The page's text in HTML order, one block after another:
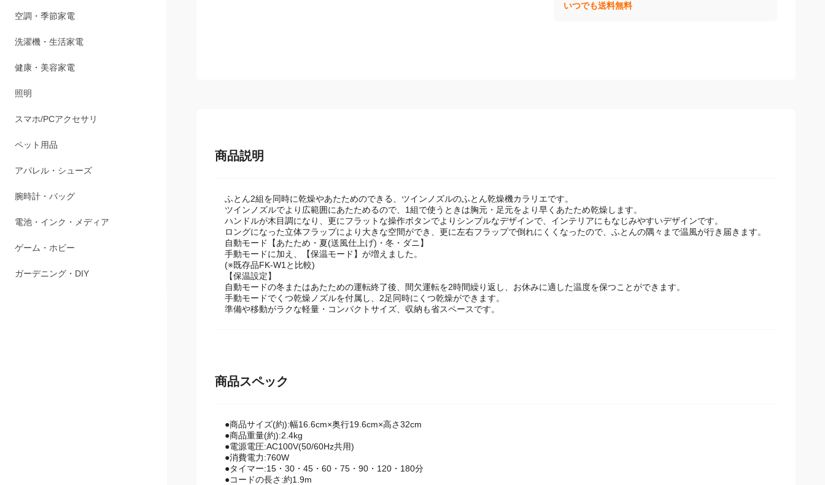
空調・季節家電
洗濯機・生活家電
健康・美容家電
照明
スマホ/PCアクセサリ
ペット用品
アパレル・シューズ
腕時計・バッグ
電池・インク・メディア
ゲーム・ホビー
ガーデニング・DIY
いつでも送料無料
商品説明
ふとん2組を同時に乾燥やあたためのできる、ツインノズルのふとん乾燥機カラリエです。
ツインノズルでより広範囲にあたためるので、1組で使うときは胸元・足元をより早くあたため乾燥します。
ハンドルが木目調になり、更にフラットな操作ボタンでよりシンプルなデザインで、インテリアにもなじみやすいデザインです。
ロングになった立体フラップにより大きな空間ができ、更に左右フラップで倒れにくくなったので、ふとんの隅々まで温風が行き届きます。
自動モード【あたため・夏(送風仕上げ)・冬・ダニ】
手動モードに加え、【保温モード】が増えました。
(※既存品FK-W1と比較)
【保温設定】
自動モードの冬またはあたための運転終了後、間欠運転を2時間繰り返し、お休みに適した温度を保つことができます。
手動モードでくつ乾燥ノズルを付属し、2足同時にくつ乾燥ができます。
準備や移動がラクな軽量・コンパクトサイズ、収納も省スペースです。
商品スペック
●商品サイズ(約):幅16.6cm×奥行19.6cm×高さ32cm
●商品重量(約):2.4kg
●電源電圧:AC100V(50/60Hz共用)
●消費電力:760W
●タイマー:15・30・45・60・75・90・120・180分
●コードの長さ:約1.9m